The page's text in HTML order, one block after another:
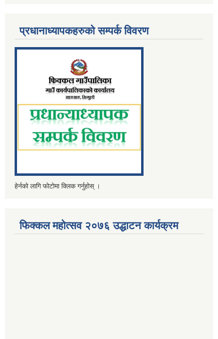
प्रधानाध्यापकहरुको सम्पर्क विवरण
हेर्नको लागि फोटोमा क्लिक गर्नुहोस् ।
फिक्कल महोत्सव २०७६ उद्धाटन कार्यक्रम